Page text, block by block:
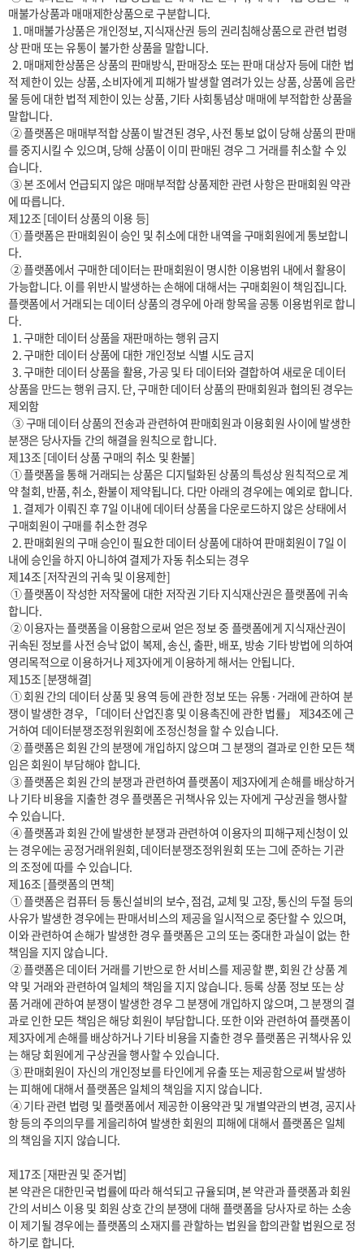
매불가상품과 매매제한상품으로 구분합니다.
상 판매 또는 유통이 불가한 상품을 말합니다.
  2. 매매제한상품은 상품의 판매방식, 판매장소 또는 판매 대상자 등에 대한 법
적 제한이 있는 상품, 소비자에게 피해가 발생할 염려가 있는 상품, 상품에 음란
물 등에 대한 법적 제한이 있는 상품, 기타 사회통념상 매매에 부적합한 상품을
말합니다.
를 중지시킬 수 있으며, 당해 상품이 이미 판매된 경우 그 거래를 취소할 수 있
습니다.
에 따릅니다.
제12조 [데이터 상품의 이용 등]
다.
가능합니다. 이를 위반시 발생하는 손해에 대해서는 구매회원이 책임집니다.
플랫폼에서 거래되는 데이터 상품의 경우에 아래 항목을 공통 이용범위로 합니
다.
  2. 구매한 데이터 상품에 대한 개인정보 식별 시도 금지
  3. 구매한 데이터 상품을 활용, 가공 및 타 데이터와 결합하여 새로운 데이터
상품을 만드는 행위 금지. 단, 구매한 데이터 상품의 판매회원과 협의된 경우는
제외함
  ③ 구매 데이터 상품의 전송과 관련하여 판매회원과 이용회원 사이에 발생한
분쟁은 당사자들 간의 해결을 원칙으로 합니다.
제13조 [데이터 상품 구매의 취소 및 환불]
약 철회, 반품, 취소, 환불이 제약됩니다. 다만 아래의 경우에는 예외로 합니다.
구매회원이 구매를 취소한 경우
  2. 판매회원의 구매 승인이 필요한 데이터 상품에 대하여 판매회원이 7일 이
내에 승인을 하지 아니하여 결제가 자동 취소되는 경우
제14조 [저작권의 귀속 및 이용제한]
합니다.
귀속된 정보를 사전 승낙 없이 복제, 송신, 출판, 배포, 방송 기타 방법에 의하여
영리목적으로 이용하거나 제3자에게 이용하게 해서는 안됩니다.
제15조 [분쟁해결]
쟁이 발생한 경우, 「데이터 산업진흥 및 이용촉진에 관한 법률」 제34조에 근
거하여 데이터분쟁조정위원회에 조정신청을 할 수 있습니다.
임은 회원이 부담해야 합니다.
나 기타 비용을 지출한 경우 플랫폼은 귀책사유 있는 자에게 구상권을 행사할
수 있습니다.
는 경우에는 공정거래위원회, 데이터분쟁조정위원회 또는 그에 준하는 기관
의 조정에 따를 수 있습니다.
제16조 [플랫폼의 면책]
사유가 발생한 경우에는 판매서비스의 제공을 일시적으로 중단할 수 있으며,
이와 관련하여 손해가 발생한 경우 플랫폼은 고의 또는 중대한 과실이 없는 한
책임을 지지 않습니다.
약 및 거래와 관련하여 일체의 책임을 지지 않습니다. 등록 상품 정보 또는 상
품 거래에 관하여 분쟁이 발생한 경우 그 분쟁에 개입하지 않으며, 그 분쟁의 결
과로 인한 모든 책임은 해당 회원이 부담합니다. 또한 이와 관련하여 플랫폼이
제3자에게 손해를 배상하거나 기타 비용을 지출한 경우 플랫폼은 귀책사유 있
는 해당 회원에게 구상권을 행사할 수 있습니다.
는 피해에 대해서 플랫폼은 일체의 책임을 지지 않습니다.
항 등의 주의의무를 게을리하여 발생한 회원의 피해에 대해서 플랫폼은 일체
의 책임을 지지 않습니다.
제17조 [재판권 및 준거법]
본 약관은 대한민국 법률에 따라 해석되고 규율되며, 본 약관과 플랫폼과 회원
간의 서비스 이용 및 회원 상호 간의 분쟁에 대해 플랫폼을 당사자로 하는 소송
이 제기될 경우에는 플랫폼의 소재지를 관할하는 법원을 합의관할 법원으로 정
하기로 합니다.